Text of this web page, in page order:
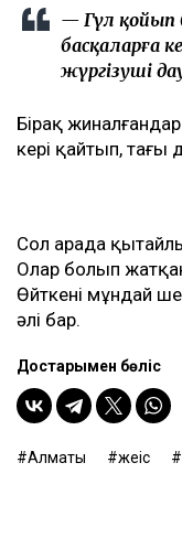
— Гүл қойып
басқаларға
жүргізуші
Бірақ
кері қайтып, тағы
Сол арада
Олар болып
Өйткені мұндай
әлі бар.
Достарыңмен бөліс
Алматы жеңіс